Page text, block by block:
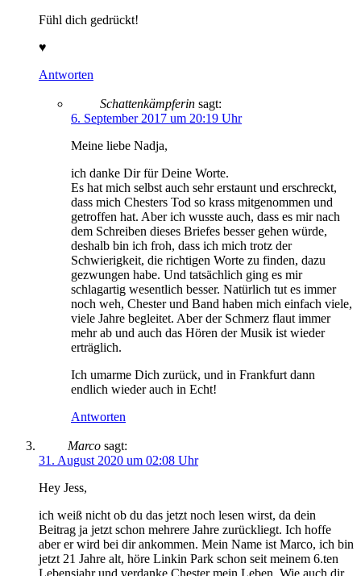
Fühl dich gedrückt!
♥
Antworten
Schattenkämpferin sagt:
6. September 2017 um 20:19 Uhr
Meine liebe Nadja,
ich danke Dir für Deine Worte.
Es hat mich selbst auch sehr erstaunt und erschreckt,
dass mich Chesters Tod so krass mitgenommen und
getroffen hat. Aber ich wusste auch, dass es mir nach
dem Schreiben dieses Briefes besser gehen würde,
deshalb bin ich froh, dass ich mich trotz der
Schwierigkeit, die richtigen Worte zu finden, dazu
gezwungen habe. Und tatsächlich ging es mir
schlagartig wesentlich besser. Natürlich tut es immer
noch weh, Chester und Band haben mich einfach viele,
viele Jahre begleitet. Aber der Schmerz flaut immer
mehr ab und auch das Hören der Musik ist wieder
erträglich.
Ich umarme Dich zurück, und in Frankfurt dann
endlich wieder auch in Echt!
Antworten
Marco sagt:
31. August 2020 um 02:08 Uhr
Hey Jess,
ich weiß nicht ob du das jetzt noch lesen wirst, da dein
Beitrag ja jetzt schon mehrere Jahre zurückliegt. Ich hoffe
aber er wird bei dir ankommen. Mein Name ist Marco, ich bin
jetzt 21 Jahre alt, höre Linkin Park schon seit meinem 6.ten
Lebensjahr und verdanke Chester mein Leben. Wie auch dir